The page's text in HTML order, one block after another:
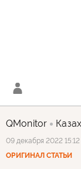
QMonitor
09 декабря 2022 15:12
ОРИГИНАЛ СТАТЬИ